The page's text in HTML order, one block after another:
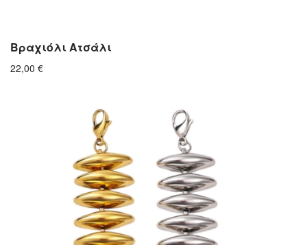
Βραχιόλι Ατσάλι
22,00 €